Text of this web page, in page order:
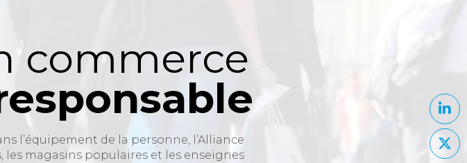
commerce
l’équipement de la personne, l’Alliance
magasins populaires et les enseignes